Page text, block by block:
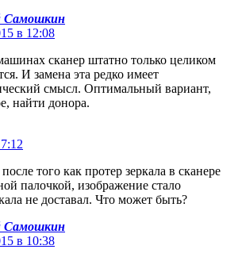
Самошкин
в 12:08
сканер штатно только целиком
И замена эта редко имеет
смысл. Оптимальный вариант,
найти донора.
того как протер зеркала в сканере
палочкой, изображение стало
не доставал. Что может быть?
Самошкин
в 10:38